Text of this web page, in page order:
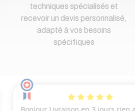
techniques spécialisés et
recevoir un devis personnalisé,
adapté à vos besoins
spécifiques